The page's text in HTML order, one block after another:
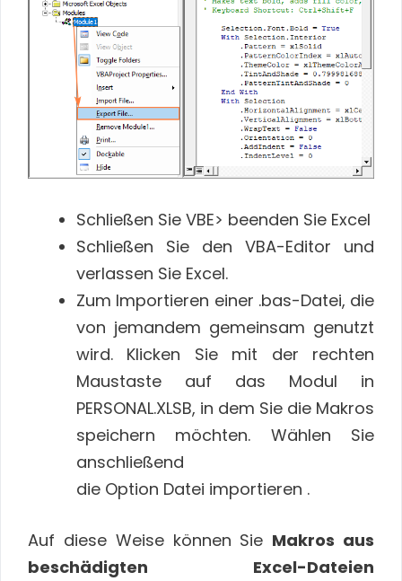
Schließen Sie VBE> beenden Sie Excel
Schließen Sie den VBA-Editor und
verlassen Sie Excel.
Zum Importieren einer .bas-Datei, die
von jemandem gemeinsam genutzt
wird. Klicken Sie mit der rechten
Maustaste auf das Modul in
PERSONAL.XLSB, in dem Sie die Makros
speichern möchten. Wählen Sie
anschließend
die Option Datei importieren .
Auf diese Weise können Sie Makros aus
beschädigten Excel-Dateien